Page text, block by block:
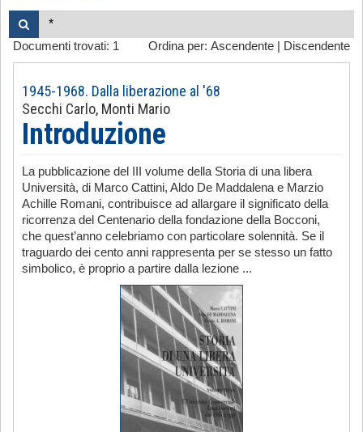
1945-1968 Dalla liberazione al '68
1968-2022 Dalla contestazione all'internazionalizzazione
-
Ordina per: Ascendente Discendente
Documenti trovati: 1
1945-1968. Dalla liberazione al '68
Secchi Carlo, Monti Mario
Introduzione
La pubblicazione del III volume della Storia di una libera
Università, di Marco Cattini, Aldo De Maddalena e Marzio
Achille Romani, contribuisce ad allargare il significato della
ricorrenza del Centenario della fondazione della Bocconi,
che quest’anno celebriamo con particolare solennità. Se il
traguardo dei cento anni rappresenta per se stesso un fatto
simbolico, è proprio a partire dalla lezione ...